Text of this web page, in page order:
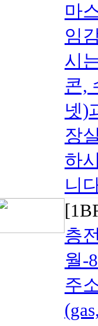
마
임
시
콘,
넷)
장
하
니
층
월-
주